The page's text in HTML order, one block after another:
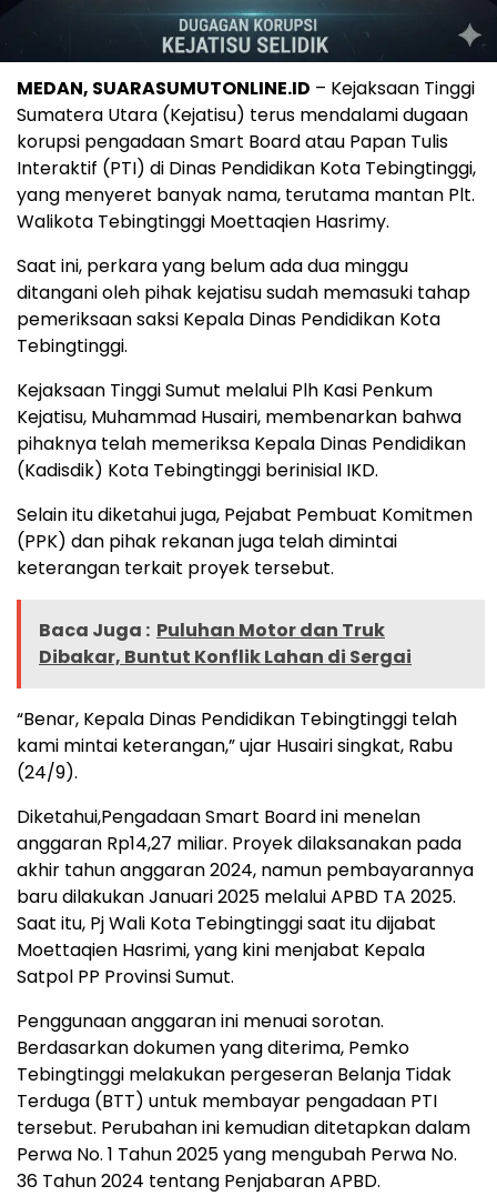
MEDAN, SUARASUMUTONLINE.ID – Kejaksaan Tinggi
Sumatera Utara (Kejatisu) terus mendalami dugaan
korupsi pengadaan Smart Board atau Papan Tulis
Interaktif (PTI) di Dinas Pendidikan Kota Tebingtinggi,
yang menyeret banyak nama, terutama mantan Plt.
Walikota Tebingtinggi Moettaqien Hasrimy.
Saat ini, perkara yang belum ada dua minggu
ditangani oleh pihak kejatisu sudah memasuki tahap
pemeriksaan saksi Kepala Dinas Pendidikan Kota
Tebingtinggi.
Kejaksaan Tinggi Sumut melalui Plh Kasi Penkum
Kejatisu, Muhammad Husairi, membenarkan bahwa
pihaknya telah memeriksa Kepala Dinas Pendidikan
(Kadisdik) Kota Tebingtinggi berinisial IKD.
Selain itu diketahui juga, Pejabat Pembuat Komitmen
(PPK) dan pihak rekanan juga telah dimintai
keterangan terkait proyek tersebut.
Baca Juga : Puluhan Motor dan Truk
Dibakar, Buntut Konflik Lahan di Sergai
“Benar, Kepala Dinas Pendidikan Tebingtinggi telah
kami mintai keterangan,” ujar Husairi singkat, Rabu
(24/9).
Diketahui,Pengadaan Smart Board ini menelan
anggaran Rp14,27 miliar. Proyek dilaksanakan pada
akhir tahun anggaran 2024, namun pembayarannya
baru dilakukan Januari 2025 melalui APBD TA 2025.
Saat itu, Pj Wali Kota Tebingtinggi saat itu dijabat
Moettaqien Hasrimi, yang kini menjabat Kepala
Satpol PP Provinsi Sumut.
Penggunaan anggaran ini menuai sorotan.
Berdasarkan dokumen yang diterima, Pemko
Tebingtinggi melakukan pergeseran Belanja Tidak
Terduga (BTT) untuk membayar pengadaan PTI
tersebut. Perubahan ini kemudian ditetapkan dalam
Perwa No. 1 Tahun 2025 yang mengubah Perwa No.
36 Tahun 2024 tentang Penjabaran APBD.